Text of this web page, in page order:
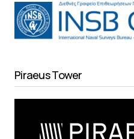
Piraeus Tower